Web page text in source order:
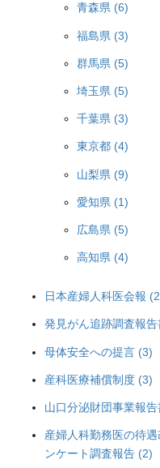
青森県 (6)
福島県 (3)
群馬県 (5)
埼玉県 (5)
千葉県 (3)
東京都 (4)
山梨県 (9)
愛知県 (1)
広島県 (5)
高知県 (4)
日本産婦人科医会報
発見がん追跡調査報
母体安全への提言 (3)
産科医療補償制度 (3)
山口分泌財団事業報
産婦人科勤務医の待
ンケート調査報告 (2)